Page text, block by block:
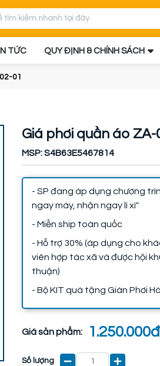
TỨC QUY ĐỊNH & CHÍNH SÁCH
01
Giá phơi quần áo ZA-
MSP: S4B63E5467814
- SP đang áp dụng chương
ngay máy, nhận ngay lì xì"
- Miễn ship toàn quốc
- Hỗ trợ 30% (áp dụng cho
viên hợp tác xã và được hội
thuận)
- Bộ KIT quà tặng Giàn Phơi
Giá sản phẩm: 1.250.000đ
Số lượng